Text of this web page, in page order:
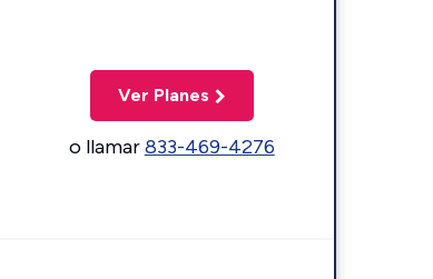
Ver Planes
o llamar833-469-4276